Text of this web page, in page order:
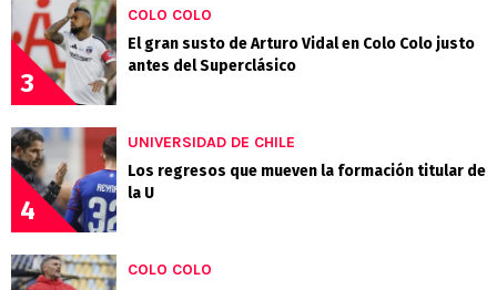
3
COLO COLO
El gran susto de Arturo Vidal en Colo Colo justo
antes del Superclásico
4
UNIVERSIDAD DE CHILE
Los regresos que mueven la formación titular de
la U
COLO COLO